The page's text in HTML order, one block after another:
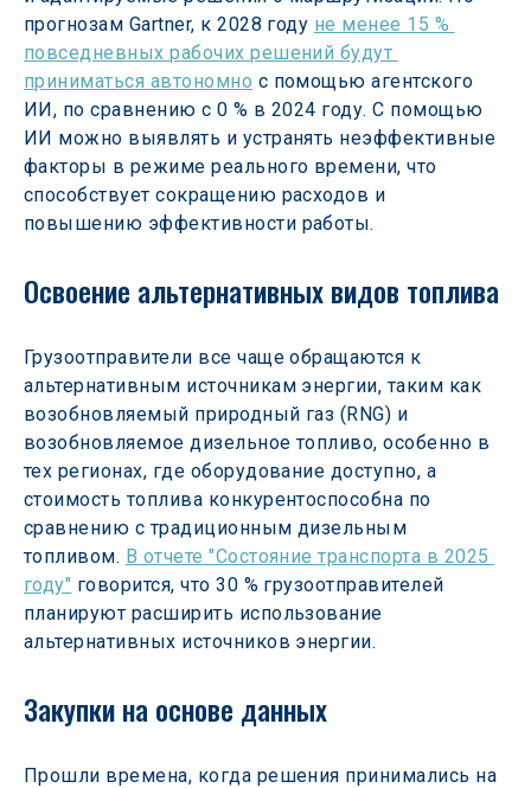
прогнозам Gartner, к 2028 году не менее 15 %
повседневных рабочих решений будут
приниматься автономно с помощью агентского
ИИ, по сравнению с 0 % в 2024 году. С помощью
ИИ можно выявлять и устранять неэффективные
факторы в режиме реального времени, что
способствует сокращению расходов и
повышению эффективности работы.
Освоение альтернативных видов топлива
Грузоотправители все чаще обращаются к
альтернативным источникам энергии, таким как
возобновляемый природный газ (RNG) и
возобновляемое дизельное топливо, особенно в
тех регионах, где оборудование доступно, а
стоимость топлива конкурентоспособна по
сравнению с традиционным дизельным
топливом. В отчете "Состояние транспорта в 2025
году" говорится, что 30 % грузоотправителей
планируют расширить использование
альтернативных источников энергии.
Закупки на основе данных
Прошли времена, когда решения принимались на